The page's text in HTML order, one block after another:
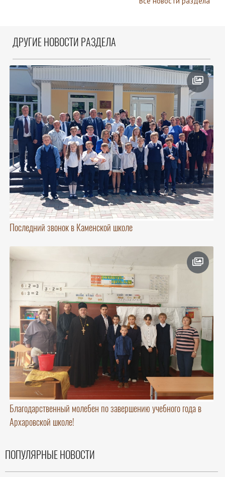
ДРУГИЕ НОВОСТИ РАЗДЕЛА
Последний звонок в Каменской школе
Благодарственный молебен по завершению учебного года в
Архаровской школе!
ПОПУЛЯРНЫЕ НОВОСТИ